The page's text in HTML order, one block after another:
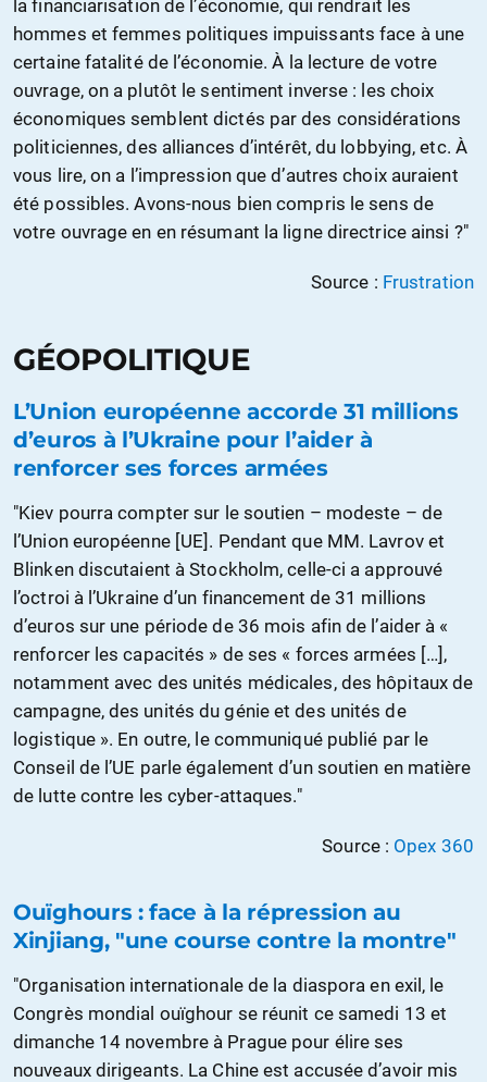
la financiarisation de l’économie, qui rendrait les
hommes et femmes politiques impuissants face à une
certaine fatalité de l’économie. À la lecture de votre
ouvrage, on a plutôt le sentiment inverse : les choix
économiques semblent dictés par des considérations
politiciennes, des alliances d’intérêt, du lobbying, etc. À
vous lire, on a l’impression que d’autres choix auraient
été possibles. Avons-nous bien compris le sens de
votre ouvrage en en résumant la ligne directrice ainsi ?"
Source : Frustration
GÉOPOLITIQUE
L’Union européenne accorde 31 millions
d’euros à l’Ukraine pour l’aider à
renforcer ses forces armées
"Kiev pourra compter sur le soutien – modeste – de
l’Union européenne [UE]. Pendant que MM. Lavrov et
Blinken discutaient à Stockholm, celle-ci a approuvé
l’octroi à l’Ukraine d’un financement de 31 millions
d’euros sur une période de 36 mois afin de l’aider à «
renforcer les capacités » de ses « forces armées […],
notamment avec des unités médicales, des hôpitaux de
campagne, des unités du génie et des unités de
logistique ». En outre, le communiqué publié par le
Conseil de l’UE parle également d’un soutien en matière
de lutte contre les cyber-attaques."
Source : Opex 360
Ouïghours : face à la répression au
Xinjiang, "une course contre la montre"
"Organisation internationale de la diaspora en exil, le
Congrès mondial ouïghour se réunit ce samedi 13 et
dimanche 14 novembre à Prague pour élire ses
nouveaux dirigeants. La Chine est accusée d’avoir mis